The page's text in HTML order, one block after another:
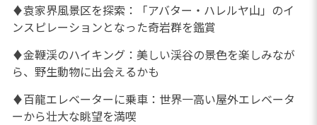
♦袁家界風景区を探索：「アバター・ハレルヤ山」のイ
ンスピレーションとなった奇岩群を鑑賞
♦金鞭渓のハイキング：美しい渓谷の景色を楽しみなが
ら、野生動物に出会えるかも
♦百龍エレベーターに乗車：世界一高い屋外エレベータ
ーから壮大な眺望を満喫